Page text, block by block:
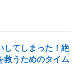
してしまった！絶
救うためのタイム